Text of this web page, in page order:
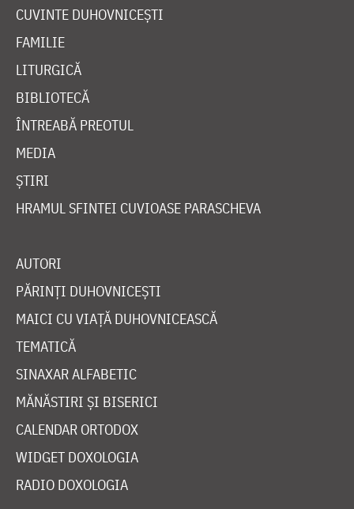
CUVINTE DUHOVNICEȘTI
FAMILIE
LITURGICĂ
BIBLIOTECĂ
ÎNTREABĂ PREOTUL
MEDIA
ȘTIRI
HRAMUL SFINTEI CUVIOASE PARASCHEVA
AUTORI
PĂRINȚI DUHOVNICEȘTI
MAICI CU VIAȚĂ DUHOVNICEASCĂ
TEMATICĂ
SINAXAR ALFABETIC
MĂNĂSTIRI ȘI BISERICI
CALENDAR ORTODOX
WIDGET DOXOLOGIA
RADIO DOXOLOGIA